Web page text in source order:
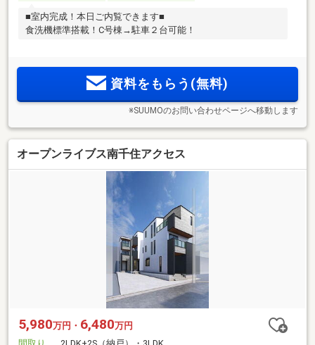
■室内完成！本日ご内覧できます■
食洗機標準搭載！C号棟→駐車２台可能！
資料をもらう(無料)
※SUUMOのお問い合わせページへ移動します
オープンライブス南千住アクセス
5,980万円・ 6,480万円